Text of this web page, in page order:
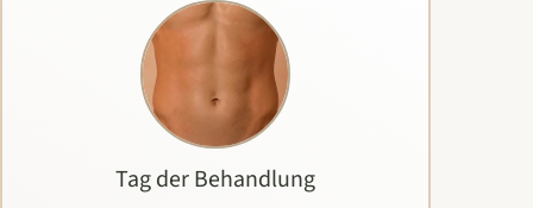
Tag der Behandlung